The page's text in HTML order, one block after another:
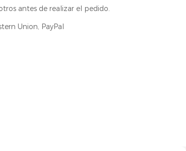
antes de realizar el pedido.
Union, PayPal